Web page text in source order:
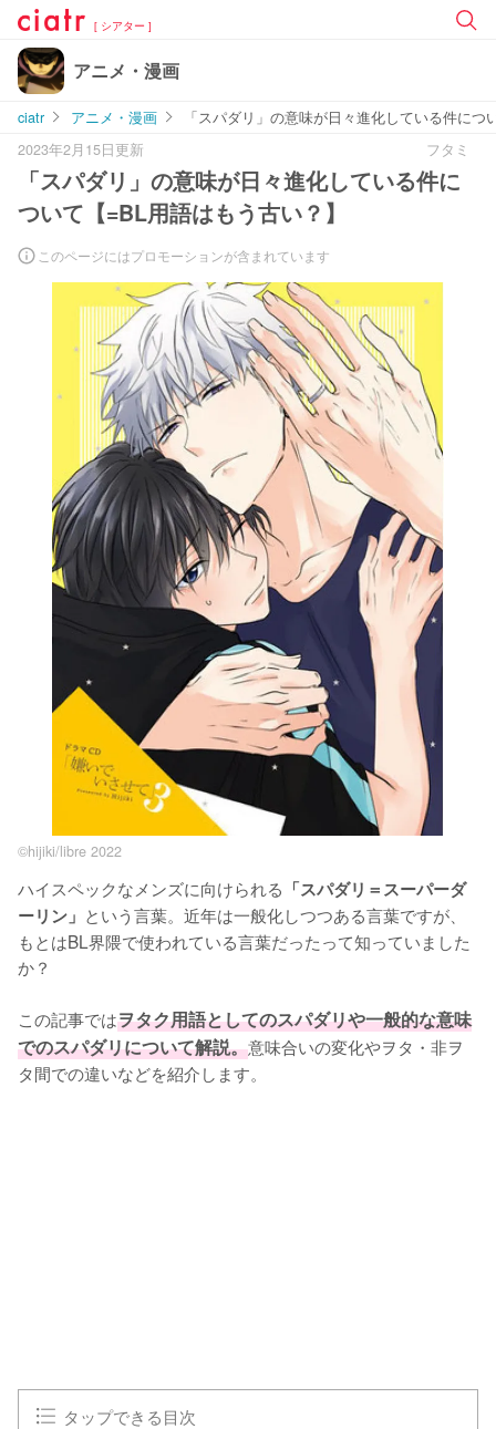
[ シアター ]
アニメ・漫画
ciatr アニメ・漫画
「スパダリ」の意味が日々進化している件につ
2023年2月15日更新
フタミ
「スパダリ」の意味が日々進化している件に
ついて【=BL用語はもう古い？】
このページにはプロモーションが含まれています
©hijiki/libre 2022
ハイスペックなメンズに向けられる 「スパダリ＝スーパーダ
ーリン」 という言葉。近年は一般化しつつある言葉ですが、
もとはBL界隈で使われている言葉だったって知っていました
か？
この記事ではヲタク用語としてのスパダリや一般的な意味
でのスパダリについて解説。意味合いの変化やヲタ・非ヲ
タ間での違いなどを紹介します。
タップできる目次